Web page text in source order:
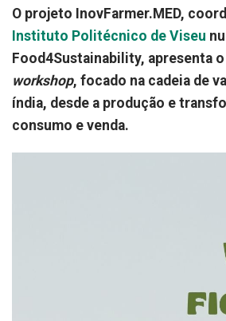
O projeto InovFarmer.MED,
Instituto Politécnico de Viseu
Food4Sustainability, apresenta
workshop, focado na cadeia de
índia, desde a produção e
consumo e venda.